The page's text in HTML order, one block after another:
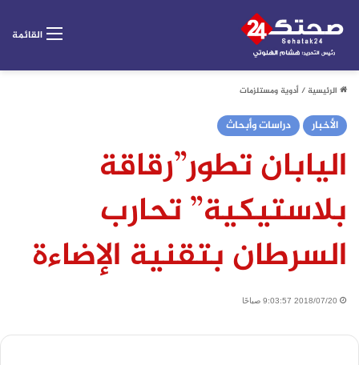
القائمة
الرئيسية/أدوية ومستلزمات
الأخبار دراسات وأبحاث
اليابان تطور”رقاقة
بلاستيكية” تحارب
السرطان بتقنية الإضاءة
2018/07/20 9:03:57 صباحًا